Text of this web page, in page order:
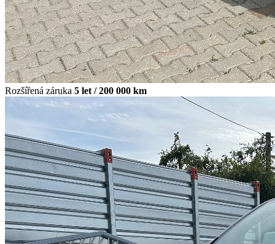
Rozšířená záruka 5 let / 200 000 km